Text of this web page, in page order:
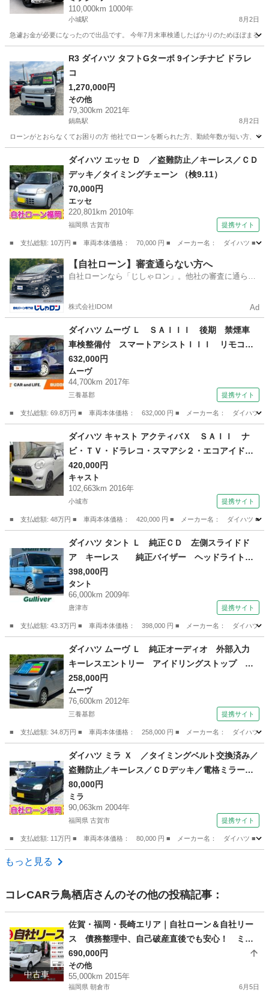
110,000km 1000年
小城駅 8月2日
急遽お金が必要になったので出品です。 今年7月末車検通したばかりのためほぼまる
小城駅 ミラジーノ
R3 ダイハツ タフトGターボ 9インチナビ ドラレ
コ
1,270,000円
その他
79,300km 2021年
鍋島駅 8月2日
ローンがとおらなくてお困りの方 他社でローンを断られた方、勤続年数が短い方、
鍋島駅 その他
ダイハツ エッセ Ｄ ／盗難防止／キーレス／ＣＤ
デッキ／タイミングチェーン （検9.11）
70,000円
エッセ
220,801km 2010年
福岡県 古賀市 提携サイト
■ 支払総額: 10万円 ■ 車両本体価格： 70,000 円 ■ メーカー名： ダイハツ ■
福岡 古賀市 エッセ
【自社ローン】審査通らない方へ
自社ローンなら「じしゃロン」。他社の審査に通らな
株式会社IDOM Ad
ダイハツ ムーヴ Ｌ ＳＡＩＩＩ 後期 禁煙車
車検整備付 スマートアシストＩＩＩ リモコン
キー 横滑り防止 追突軽減ブレーキ アイドリ
ングストップ 電格ミラー 車線逸脱警報 オー
トハイビーム ＵＶカットガラス プライバシー
632,000円
ムーヴ
44,700km 2017年
三養基郡 提携サイト
■ 支払総額: 69.8万円 ■ 車両本体価格： 632,000 円 ■ メーカー名： ダイハ
ムーヴ
ダイハツ キャスト アクティバＸ ＳＡＩＩ ナ
ビ・ＴＶ・ドラレコ・スマアシ２・エコアイドル
（車検整備付）
420,000円
キャスト
102,663km 2016年
小城市 提携サイト
■ 支払総額: 48万円 ■ 車両本体価格： 420,000 円 ■ メーカー名： ダイハツ ■
キャスト
ダイハツ タント Ｌ 純正ＣＤ 左側スライドド
ア キーレス 純正バイザー ヘッドライトレ
ベライザー （検8.12）
398,000円
タント
66,000km 2009年
唐津市 提携サイト
■ 支払総額: 43.3万円 ■ 車両本体価格： 398,000 円 ■ メーカー名： ダイハ
タント
ダイハツ ムーヴ Ｌ 純正オーディオ 外部入力
キーレスエントリー アイドリングストップ ベ
ンチシート シートリフター ステアリングチル
ト ヘッドライトレベライザー ドアバイザー
禁煙車 取扱説明書 定期点検記録簿 （検9.5）
258,000円
ムーヴ
76,600km 2012年
三養基郡 提携サイト
■ 支払総額: 34.8万円 ■ 車両本体価格： 258,000 円 ■ メーカー名： ダイハツ
ムーヴ
ダイハツ ミラ Ｘ ／タイミングベルト交換済み／
盗難防止／キーレス／ＣＤデッキ／電格ミラー
（検9.8）
80,000円
ミラ
90,063km 2004年
福岡県 古賀市 提携サイト
■ 支払総額: 11万円 ■ 車両本体価格： 80,000 円 ■ メーカー名： ダイハツ ■ 車
福岡 古賀市
もっと見る
コレCARラ鳥栖店さんのその他の投稿記事：
中古車
佐賀・福岡・長崎エリア｜自社ローン＆自社リー
ス 債務整理中、自己破産直後でも安心！ ミツ
ビシ eKスペース H27年式
690,000円
その他
55,000km 2015年
福岡県 朝倉市 6月5日